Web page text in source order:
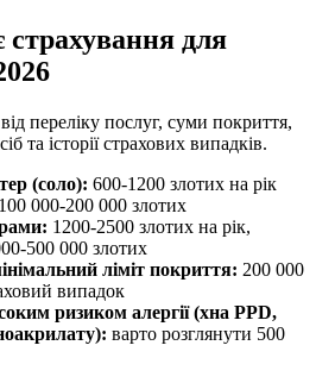
для
переліку послуг, суми покриття,
та історії страхових випадків.
(соло): 600-1200 злотих на рік
000-200 000 злотих
1200-2500 злотих на рік,
500 000 злотих
ліміт покриття: 200 000
випадок
ризиком алергії (хна PPD,
варто розглянути 500